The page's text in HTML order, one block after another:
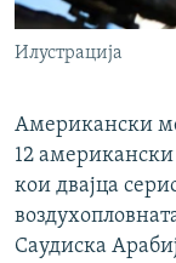
Илустрација
Американски
12
кои двајца
Саудиска